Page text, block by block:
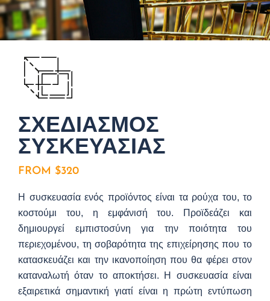
ΣΧΕΔΙΑΣΜΟΣ
ΣΥΣΚΕΥΑΣΙΑΣ
FROM $320
Η συσκευασία ενός προϊόντος είναι τα ρούχα του, το
κοστούμι του, η εμφάνισή του. Προϊδεάζει και
δημιουργεί εμπιστοσύνη για την ποιότητα του
περιεχομένου, τη σοβαρότητα της επιχείρησης που το
κατασκευάζει και την ικανοποίηση που θα φέρει στον
καταναλωτή όταν το αποκτήσει. Η συσκευασία είναι
εξαιρετικά σημαντική γιατί είναι η πρώτη εντύπωση